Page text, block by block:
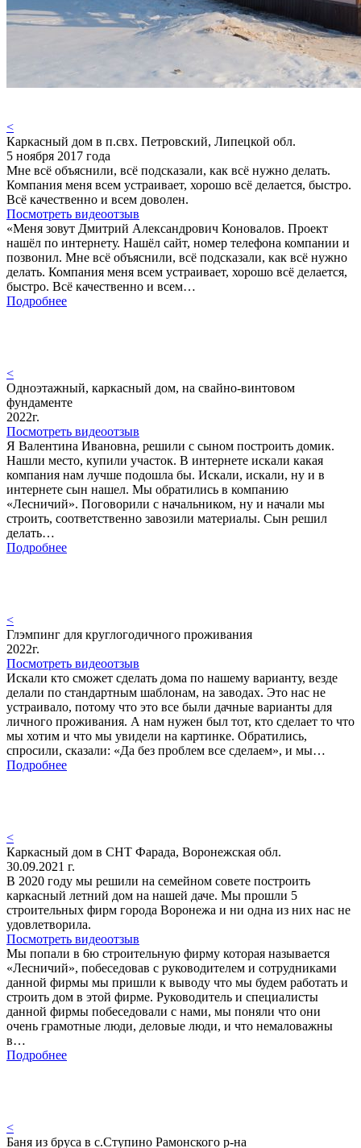
<
Каркасный дом в п.свх. Петровский, Липецкой обл.
5 ноября 2017 года
Мне всё объяснили, всё подсказали, как всё нужно делать.
Компания меня всем устраивает, хорошо всё делается, быстро.
Всё качественно и всем доволен.
Посмотреть видеоотзыв
«Меня зовут Дмитрий Александрович Коновалов. Проект
нашёл по интернету. Нашёл сайт, номер телефона компании и
позвонил. Мне всё объяснили, всё подсказали, как всё нужно
делать. Компания меня всем устраивает, хорошо всё делается,
быстро. Всё качественно и всем…
Подробнее
<
Одноэтажный, каркасный дом, на свайно-винтовом
фундаменте
2022г.
Посмотреть видеоотзыв
Я Валентина Ивановна, решили с сыном построить домик.
Нашли место, купили участок. В интернете искали какая
компания нам лучше подошла бы. Искали, искали, ну и в
интернете сын нашел. Мы обратились в компанию
«Лесничий». Поговорили с начальником, ну и начали мы
строить, соответственно завозили материалы. Сын решил
делать…
Подробнее
<
Глэмпинг для круглогодичного проживания
2022г.
Посмотреть видеоотзыв
Искали кто сможет сделать дома по нашему варианту, везде
делали по стандартным шаблонам, на заводах. Это нас не
устраивало, потому что это все были дачные варианты для
личного проживания. А нам нужен был тот, кто сделает то что
мы хотим и что мы увидели на картинке. Обратились,
спросили, сказали: «Да без проблем все сделаем», и мы…
Подробнее
<
Каркасный дом в СНТ Фарада, Воронежская обл.
30.09.2021 г.
В 2020 году мы решили на семейном совете построить
каркасный летний дом на нашей даче. Мы прошли 5
строительных фирм города Воронежа и ни одна из них нас не
удовлетворила.
Посмотреть видеоотзыв
Мы попали в 6ю строительную фирму которая называется
«Лесничий», побеседовав с руководителем и сотрудниками
данной фирмы мы пришли к выводу что мы будем работать и
строить дом в этой фирме. Руководитель и специалисты
данной фирмы побеседовали с нами, мы поняли что они
очень грамотные люди, деловые люди, и что немаловажны
в…
Подробнее
<
Баня из бруса в с.Ступино Рамонского р-на